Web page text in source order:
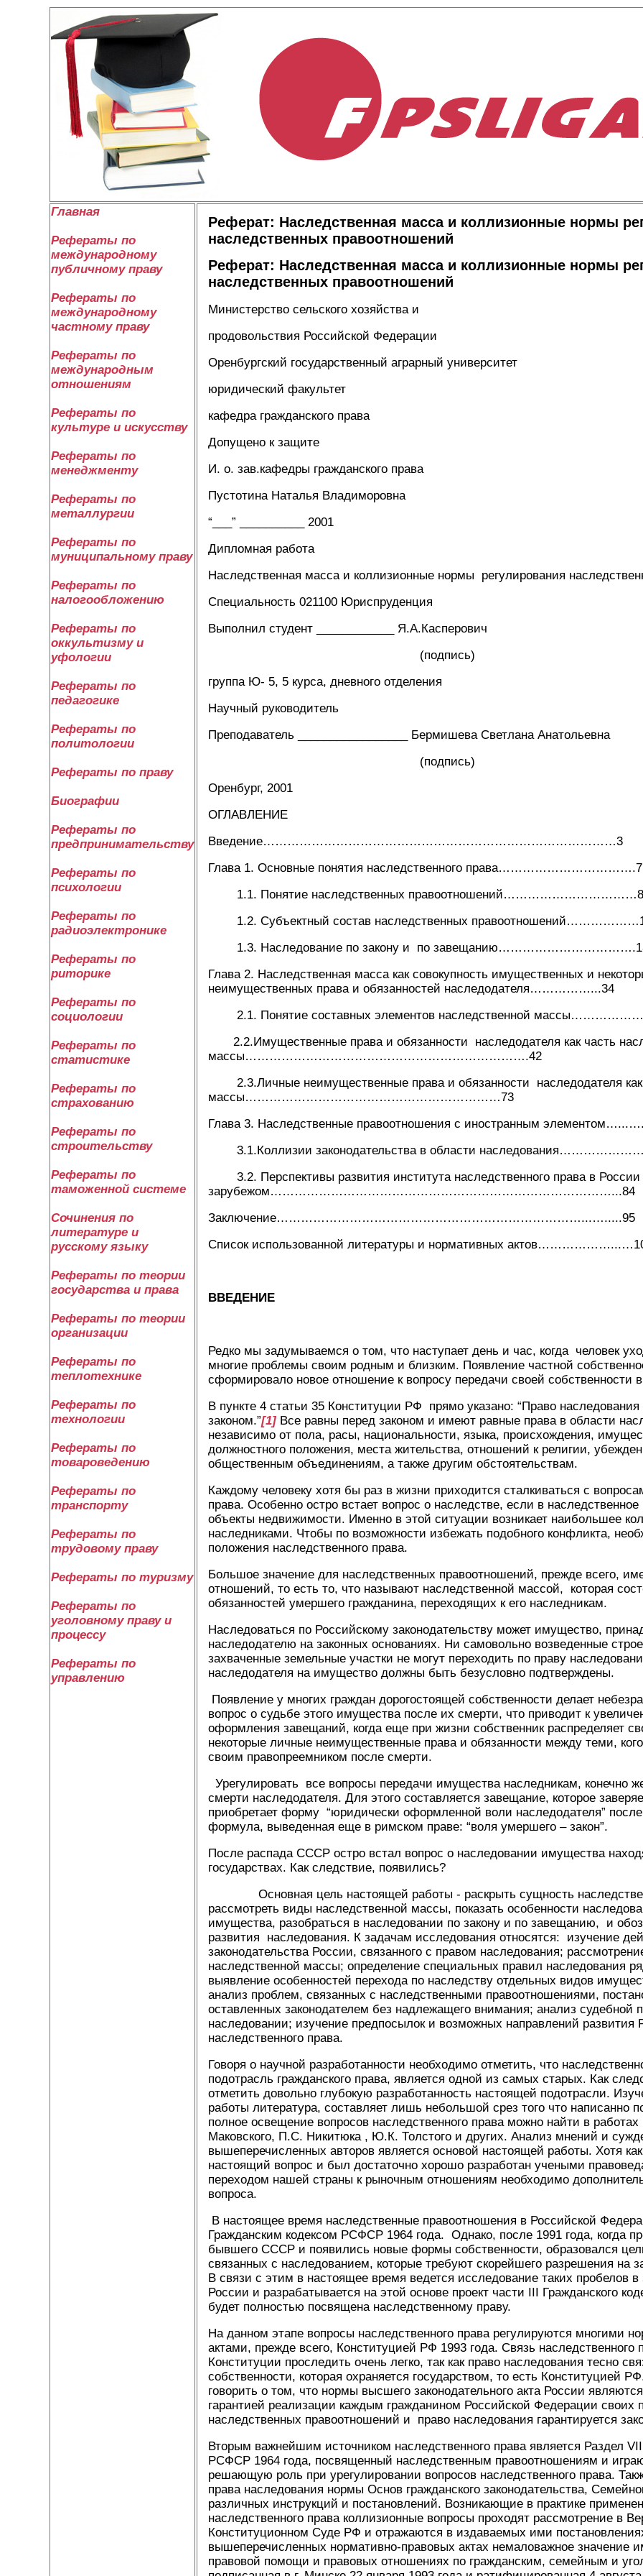
Главная
Рефераты по
международному
публичному праву
Рефераты по
международному
частному праву
Рефераты по
международным
отношениям
Рефераты по
культуре и искусству
Рефераты по
менеджменту
Рефераты по
металлургии
Рефераты по
муниципальному праву
Рефераты по
налогообложению
Рефераты по
оккультизму и
уфологии
Рефераты по
педагогике
Рефераты по
политологии
Рефераты по праву
Биографии
Рефераты по
предпринимательству
Рефераты по
психологии
Рефераты по
радиоэлектронике
Рефераты по
риторике
Рефераты по
социологии
Рефераты по
статистике
Рефераты по
страхованию
Рефераты по
строительству
Рефераты по
таможенной системе
Сочинения по
литературе и
русскому языку
Рефераты по теории
государства и права
Рефераты по теории
организации
Рефераты по
теплотехнике
Рефераты по
технологии
Рефераты по
товароведению
Рефераты по
транспорту
Рефераты по
трудовому праву
Рефераты по туризму
Рефераты по
уголовному праву и
процессу
Рефераты по
управлению
Реферат: Наследственная масса и коллизионные нормы
наследственных правоотношений
Реферат: Наследственная масса и коллизионные нормы
наследственных правоотношений
Министерство сельского хозяйства и
продовольствия Российской Федерации
Оренбургский государственный аграрный университет
юридический факультет
кафедра гражданского права
Допущено к защите
И. о. зав.кафедры гражданского права
Пустотина Наталья Владиморовна
“___” __________ 2001
Дипломная работа
Наследственная масса и коллизионные нормы регулирования
Специальность 021100 Юриспруденция
Выполнил студент ____________ Я.А.Касперович
(подпись)
группа Ю- 5, 5 курса, дневного отделения
Научный руководитель
Преподаватель _________________ Бермишева Светлана Анатольевна
(подпись)
Оренбург, 2001
ОГЛАВЛЕНИЕ
Введение……………………………………………………………………………3
Глава 1. Основные понятия наследственного
1.1. Понятие наследственных правоотношений……………………………8
1.2. Субъектный состав наследственных
1.3. Наследование по закону и по
Глава 2. Наследственная масса как совокупность имущественных и
неимущественных права и обязанностей наследодателя……………...34
2.1. Понятие составных элементов наследственной
2.2.Имущественные права и обязанности наследодателя как часть
массы…………………………………………………………….42
2.3.Личные неимущественные права и обязанности наследодателя как
массы………………………………………………………73
Глава 3. Наследственные правоотношения с иностранным
3.1.Коллизии законодательства в области
3.2. Перспективы развития института наследственного права в России
зарубежом…………………………………………………………………………...84
Заключение…………………………………………………………………...….....95
Список использованной литературы и нормативных
ВВЕДЕНИЕ
Редко мы задумываемся о том, что наступает день и час, когда человек
многие проблемы своим родным и близким. Появление частной
сформировало новое отношение к вопросу передачи своей собственности
В пункте 4 статьи 35 Конституции РФ прямо указано: “Право наследования
законом.”[1] Все равны перед законом и имеют равные права в области
независимо от пола, расы, национальности, языка, происхождения,
должностного положения, места жительства, отношений к религии,
общественным объединениям, а также другим обстоятельствам.
Каждому человеку хотя бы раз в жизни приходится сталкиваться с
права. Особенно остро встает вопрос о наследстве, если в
объекты недвижимости. Именно в этой ситуации возникает наибольшее
наследниками. Чтобы по возможности избежать подобного конфликта,
положения наследственного права.
Большое значение для наследственных правоотношений, прежде всего,
отношений, то есть то, что называют наследственной массой, которая
обязанностей умершего гражданина, переходящих к его наследникам.
Наследоваться по Российскому законодательству может имущество,
наследодателю на законных основаниях. Ни самовольно возведенные
захваченные земельные участки не могут переходить по праву
наследодателя на имущество должны быть безусловно подтверждены.
Появление у многих граждан дорогостоящей собственности делает
вопрос о судьбе этого имущества после их смерти, что приводит к
оформления завещаний, когда еще при жизни собственник распределяет
некоторые личные неимущественные права и обязанности между теми,
своим правопреемником после смерти.
Урегулировать все вопросы передачи имущества наследникам, конечно
смерти наследодателя. Для этого составляется завещание, которое
приобретает форму “юридически оформленной воли наследодателя”
формула, выведенная еще в римском праве: “воля умершего – закон”.
После распада СССР остро встал вопрос о наследовании имущества
государствах. Как следствие, появились?
Основная цель настоящей работы - раскрыть сущность
рассмотреть виды наследственной массы, показать особенности
имущества, разобраться в наследовании по закону и по завещанию, и
развития наследования. К задачам исследования относятся: изучение
законодательства России, связанного с правом наследования;
наследственной массы; определение специальных правил наследования
выявление особенностей перехода по наследству отдельных видов
анализ проблем, связанных с наследственными правоотношениями,
оставленных законодателем без надлежащего внимания; анализ судебной
наследовании; изучение предпосылок и возможных направлений развития
наследственного права.
Говоря о научной разработанности необходимо отметить, что
подотрасль гражданского права, является одной из самых старых. Как
отметить довольно глубокую разработанность настоящей подотрасли.
работы литература, составляет лишь небольшой срез того что написанно
полное освещение вопросов наследственного права можно найти в
Маковского, П.С. Никитюка , Ю.К. Толстого и других. Анализ мнений и
вышеперечисленных авторов является основой настоящей работы. Хотя
настоящий вопрос и был достаточно хорошо разработан учеными
переходом нашей страны к рыночным отношениям необходимо
вопроса.
В настоящее время наследственные правоотношения в Российской
Гражданским кодексом РСФСР 1964 года. Однако, после 1991 года, когда
бывшего СССР и появились новые формы собственности, образовался
связанных с наследованием, которые требуют скорейшего разрешения на
В связи с этим в настоящее время ведется исследование таких пробелов в
России и разрабатывается на этой основе проект части III Гражданского
будет полностью посвящена наследственному праву.
На данном этапе вопросы наследственного права регулируются многими
актами, прежде всего, Конституцией РФ 1993 года. Связь наследственного
Конституции проследить очень легко, так как право наследования тесно
собственности, которая охраняется государством, то есть Конституцией
говорить о том, что нормы высшего законодательного акта России
гарантией реализации каждым гражданином Российской Федерации своих
наследственных правоотношений и право наследования гарантируется
Вторым важнейшим источником наследственного права является Раздел VII
РСФСР 1964 года, посвященный наследственным правоотношениям и
решающую роль при урегулировании вопросов наследственного права.
права наследования нормы Основ гражданского законодательства,
различных инструкций и постановлений. Возникающие в практике
наследственного права коллизионные вопросы проходят рассмотрение в
Конституционном Суде РФ и отражаются в издаваемых ими
вышеперечисленных нормативно-правовых актах немаловажное значение
правовой помощи и правовых отношениях по гражданским, семейным и